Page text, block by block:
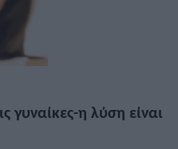
γυναίκες-η λύση είναι